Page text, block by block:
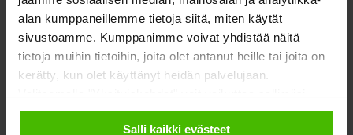
alan kumppaneillemme tietoja siitä, miten käytät
sivustoamme. Kumppanimme voivat yhdistää näitä
tietoja muihin tietoihin, joita olet antanut heille tai joita on
kerätty, kun olet käyttänyt heidän palvelujaan.
Valitsemalla "Yksityiskohdat" voit vaikuttaa sallimiisi
evästeisiin.
Salli kaikki evästeet
todetaan, että luottamus luo turvaa ja että luottamuksen
kehittymisen suunta on pienelle maalle oleellinen
kysymys.